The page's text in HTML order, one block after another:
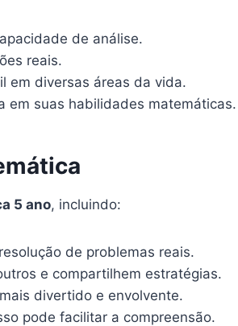
de análise.
reais.
em diversas áreas da vida.
em suas habilidades matemáticas.
5 ano, incluindo:
de problemas reais.
e compartilhem estratégias.
divertido e envolvente.
pode facilitar a compreensão.